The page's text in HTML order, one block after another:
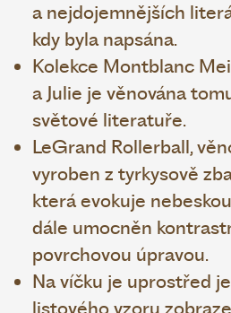
a nejdojemnějších
kdy byla napsána.
Kolekce Montblanc
a Julie je věnována
světové literatuře.
LeGrand Rollerball,
vyroben z tyrkysově
která evokuje
dále umocněn
povrchovou úpravou.
Na víčku je uprostřed
listového vzoru